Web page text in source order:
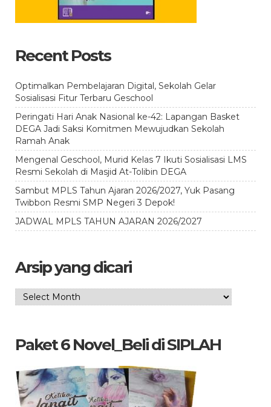
Recent Posts
Optimalkan Pembelajaran Digital, Sekolah Gelar
Sosialisasi Fitur Terbaru Geschool
Peringati Hari Anak Nasional ke-42: Lapangan Basket
DEGA Jadi Saksi Komitmen Mewujudkan Sekolah
Ramah Anak
Mengenal Geschool, Murid Kelas 7 Ikuti Sosialisasi LMS
Resmi Sekolah di Masjid At-Tolibin DEGA
Sambut MPLS Tahun Ajaran 2026/2027, Yuk Pasang
Twibbon Resmi SMP Negeri 3 Depok!
JADWAL MPLS TAHUN AJARAN 2026/2027
Arsip yang dicari
Arsip
Paket 6 Novel_Beli di SIPLAH